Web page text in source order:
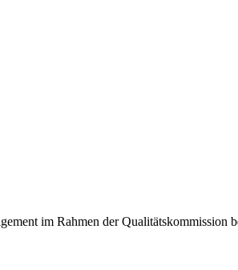
im Rahmen der Qualitätskommission